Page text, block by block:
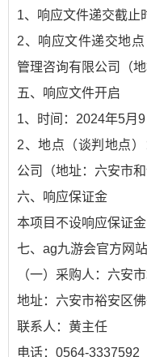
1、响应文件递交截止
2、响应文件递交地
管理咨询有限公司（
五、响应文件开启
1、时间：2024年5月9
2、地点（谈判地点
公司（地址：六安市和
六、响应保证金
本项目不设响应保证金
七、ag九游会官方网
（一）采购人：六安
地址：六安市裕安区
联系人：黄主
电话：0564-3337592